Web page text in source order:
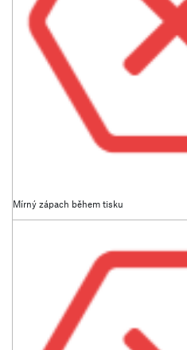
Mírný zápach během tisku